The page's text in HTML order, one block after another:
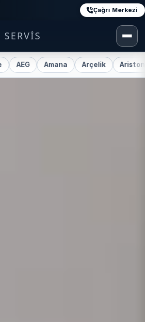
Çağrı Merkezi
Amana Arçelik Ariston Beko